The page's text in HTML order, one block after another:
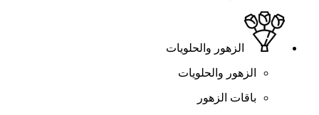
الزهور والحلويات
الزهور والحلويات
باقات الزهور